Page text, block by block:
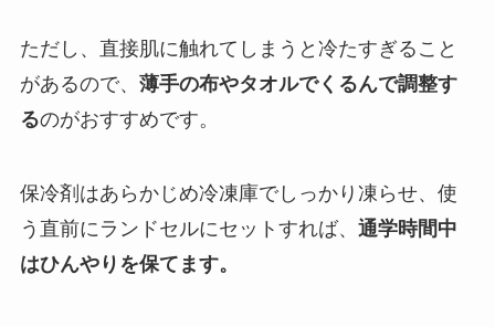
ただし、直接肌に触れてしまうと冷たすぎること
があるので、 薄手の布やタオルでくるんで調整す
るのがおすすめです。
保冷剤はあらかじめ冷凍庫でしっかり凍らせ、使
う直前にランドセルにセットすれば、 通学時間中
はひんやりを保てます。